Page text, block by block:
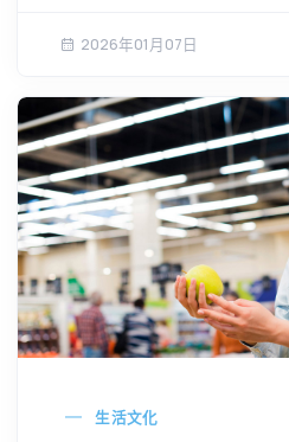
2026年01月07日
生活文化